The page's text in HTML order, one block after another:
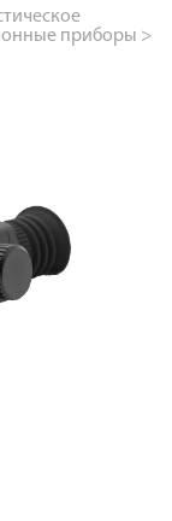
приборы >